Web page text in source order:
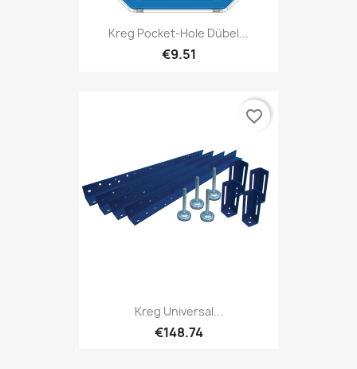
Kreg Pocket-Hole Dübel...
€9.51
Kreg Universal...
€148.74
favorite_border